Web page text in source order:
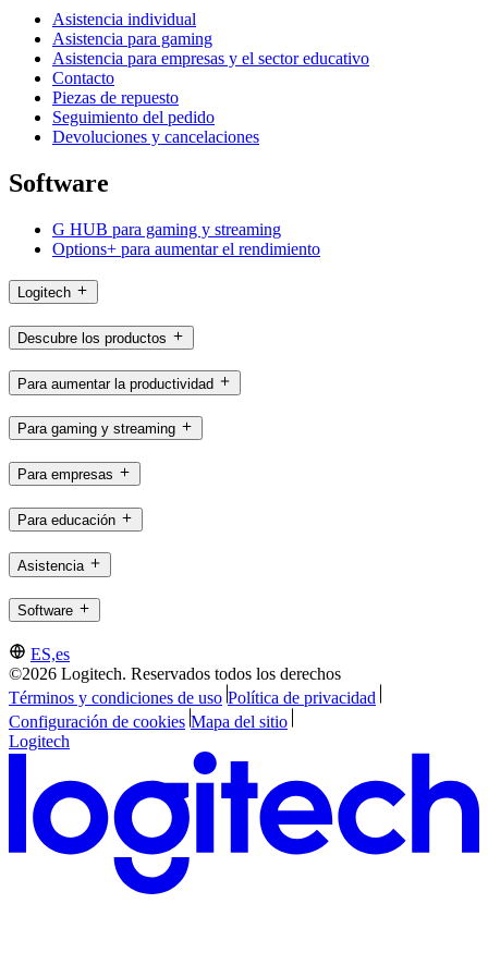
Asistencia individual
Asistencia para gaming
Asistencia para empresas y el sector educativo
Contacto
Piezas de repuesto
Seguimiento del pedido
Devoluciones y cancelaciones
Software
G HUB para gaming y streaming
Options+ para aumentar el rendimiento
Logitech
Descubre los productos
Para aumentar la productividad
Para gaming y streaming
Para empresas
Para educación
Asistencia
Software
ES,es
©2026 Logitech. Reservados todos los derechos
Términos y condiciones de uso Política de privacidad
Configuración de cookies Mapa del sitio
Logitech